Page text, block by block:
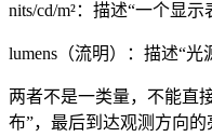
nits/cd/m²：描述“一个显
lumens（流明）：描述“
两者不是一类量，不能直
布”，最后到达观测方向的